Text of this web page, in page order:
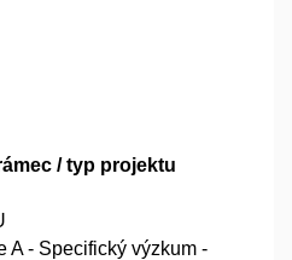
/ typ projektu
A - Specifický výzkum -